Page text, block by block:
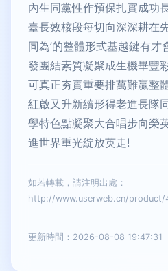
內生同黨性作預保扎實成功
臺長效核段每切向深深耕在
同為’的整體形式基越鍵有
發團結素質凝聚成生機畢豐
可真正夯實重要排萬難贏整
紅啟又升新續形得老進長隊
學特色點凝聚大合唱步向榮
進世界重光綻放英走!
如若轉載，請注明出處：
http://www.userweb.cn/product/
更新時間：2026-08-08 19:47:31